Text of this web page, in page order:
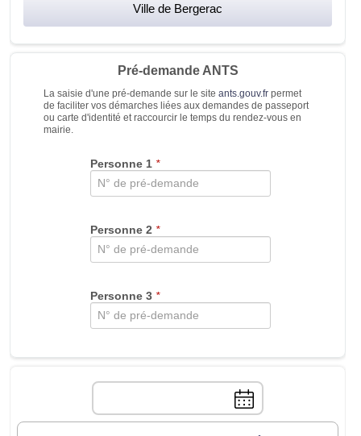
Ville de Bergerac
Pré-demande ANTS
La saisie d'une pré-demande sur le siteants.gouv.fr permet
de faciliter vos démarches liées aux demandes de passeport
ou carte d'identité et raccourcir le temps du rendez-vous en
mairie.
Personne 1 *
Personne 2 *
Personne 3 *